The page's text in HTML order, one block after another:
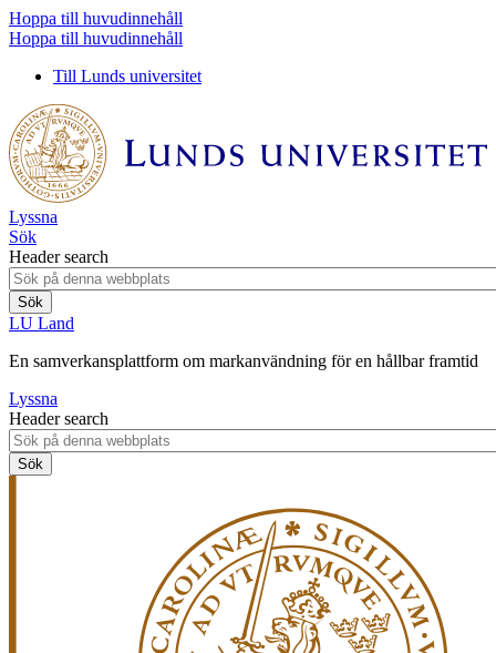
Hoppa till huvudinnehåll
Hoppa till huvudinnehåll
Till Lunds universitet
Lyssna
Sök
Header search
LU Land
En samverkansplattform om markanvändning för en hållbar framtid
Lyssna
Header search